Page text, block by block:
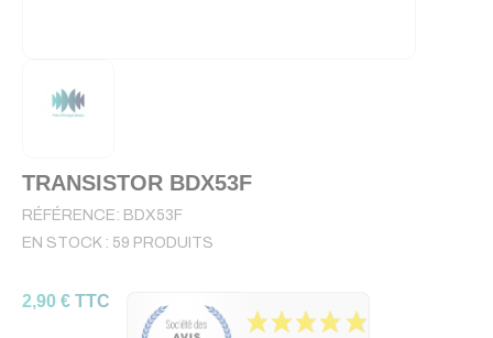
TRANSISTOR BDX53F
RÉFÉRENCE: BDX53F
EN STOCK : 59 PRODUITS
2,90 € TTC